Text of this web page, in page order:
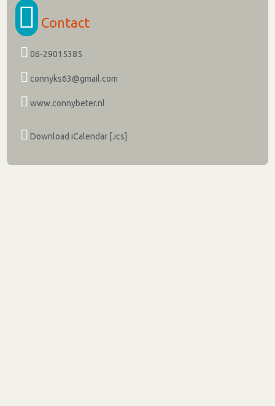
Contact
06-29015385
connyks63@gmail.com
www.connybeter.nl
Download iCalendar [.ics]